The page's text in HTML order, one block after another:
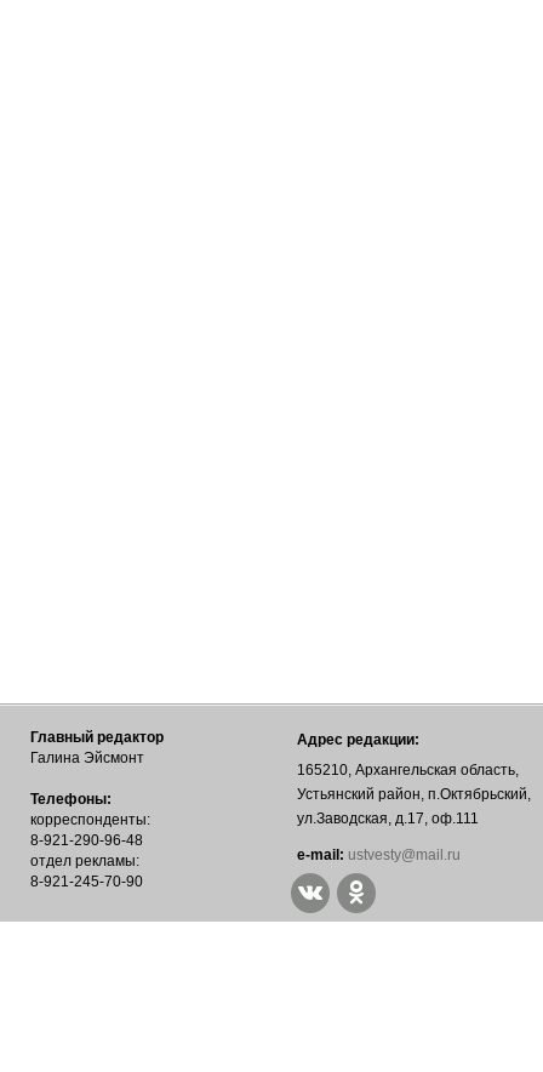
Главный редактор
Галина Эйсмонт
Телефоны:
корреспонденты:
8-921-290-96-48
отдел рекламы:
8-921-245-70-90
Адрес редакции:
165210, Архангельская область,
Устьянский район, п.Октябрьский,
ул.Заводская, д.17, оф.111
е-mail: ustvesty@mail.ru